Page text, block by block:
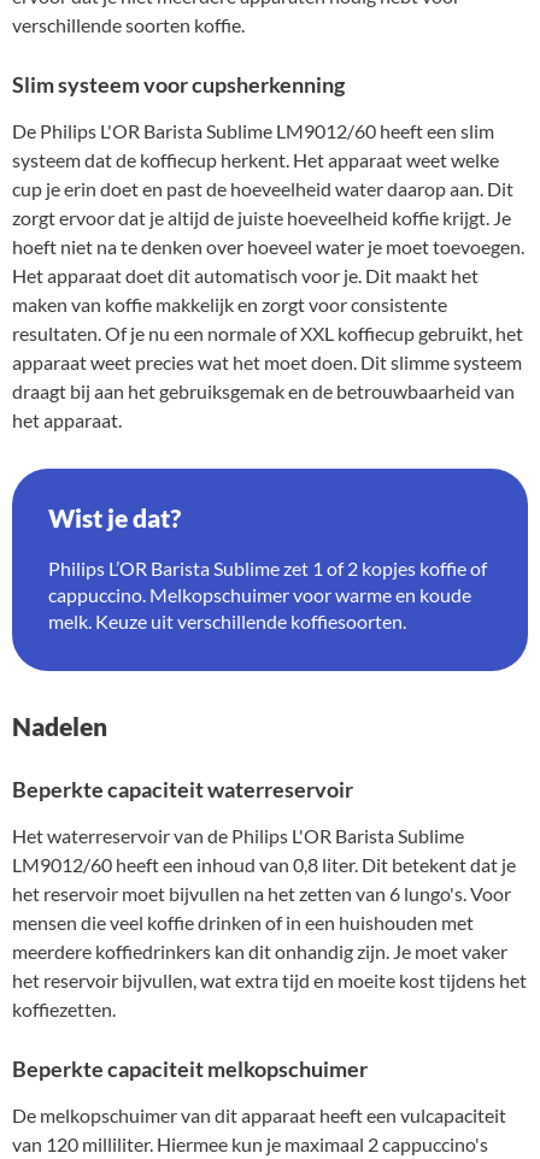
verschillende soorten koffie.
Slim systeem voor cupsherkenning
De Philips L'OR Barista Sublime LM9012/60 heeft een slim
systeem dat de koffiecup herkent. Het apparaat weet welke
cup je erin doet en past de hoeveelheid water daarop aan. Dit
zorgt ervoor dat je altijd de juiste hoeveelheid koffie krijgt. Je
hoeft niet na te denken over hoeveel water je moet toevoegen.
Het apparaat doet dit automatisch voor je. Dit maakt het
maken van koffie makkelijk en zorgt voor consistente
resultaten. Of je nu een normale of XXL koffiecup gebruikt, het
apparaat weet precies wat het moet doen. Dit slimme systeem
draagt bij aan het gebruiksgemak en de betrouwbaarheid van
het apparaat.
Wist je dat?
Philips L’OR Barista Sublime zet 1 of 2 kopjes koffie of
cappuccino. Melkopschuimer voor warme en koude
melk. Keuze uit verschillende koffiesoorten.
Nadelen
Beperkte capaciteit waterreservoir
Het waterreservoir van de Philips L'OR Barista Sublime
LM9012/60 heeft een inhoud van 0,8 liter. Dit betekent dat je
het reservoir moet bijvullen na het zetten van 6 lungo's. Voor
mensen die veel koffie drinken of in een huishouden met
meerdere koffiedrinkers kan dit onhandig zijn. Je moet vaker
het reservoir bijvullen, wat extra tijd en moeite kost tijdens het
koffiezetten.
Beperkte capaciteit melkopschuimer
De melkopschuimer van dit apparaat heeft een vulcapaciteit
van 120 milliliter. Hiermee kun je maximaal 2 cappuccino's